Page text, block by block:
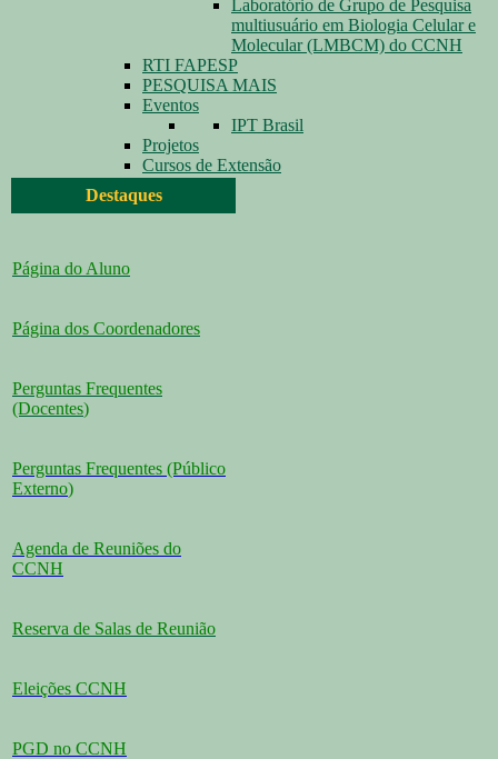
Laboratório de Grupo de Pesquisa
multiusuário em Biologia Celular e
Molecular (LMBCM) do CCNH
RTI FAPESP
PESQUISA MAIS
Eventos
IPT Brasil
Projetos
Cursos de Extensão
Destaques
Página do Aluno
Página dos Coordenadores
Perguntas Frequentes
(Docentes)
Perguntas Frequentes (Público
Externo)
Agenda de Reuniões do
CCNH
Reserva de Salas de Reunião
Eleições CCNH
PGD no CCNH